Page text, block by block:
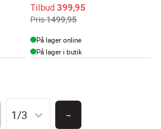
Tilbud 399,95
Pris1499,95
På lager online
På lager i butik
1/3 →